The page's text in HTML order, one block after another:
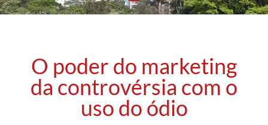
O poder do marketing
da controvérsia com o
uso do ódio